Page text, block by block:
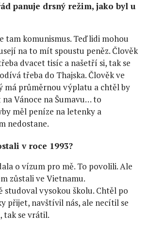
panuje drsný režim, jako byl u
tam komunismus. Teď lidi mohou
na to mít spoustu peněz. Člověk
dvacet tisíc a našetří si, tak se
třeba do Thajska. Člověk ve
má průměrnou výplatu a chtěl by
Vánoce na Šumavu… to
měl peníze na letenky a
nedostane.
v roce 1993?
o vízum pro mě. To povolili. Ale
zůstali ve Vietnamu.
studoval vysokou školu. Chtěl po
přijet, navštívil nás, ale necítil se
tak se vrátil.